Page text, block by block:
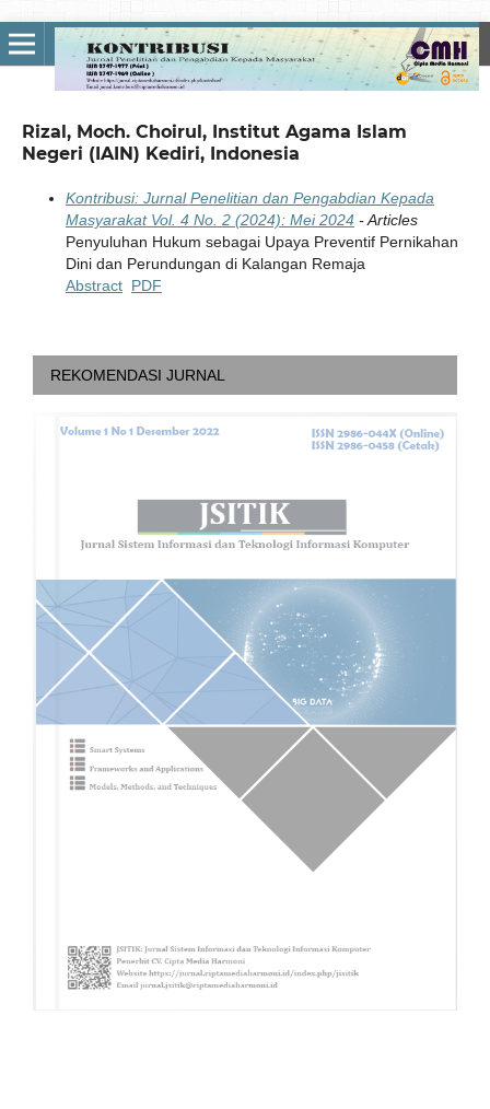
Rizal, Moch. Choirul, Institut Agama Islam
Negeri (IAIN) Kediri, Indonesia
Kontribusi: Jurnal Penelitian dan Pengabdian Kepada
Masyarakat Vol. 4 No. 2 (2024): Mei 2024- Articles
Penyuluhan Hukum sebagai Upaya Preventif Pernikahan
Dini dan Perundungan di Kalangan Remaja
Abstract PDF
REKOMENDASI JURNAL